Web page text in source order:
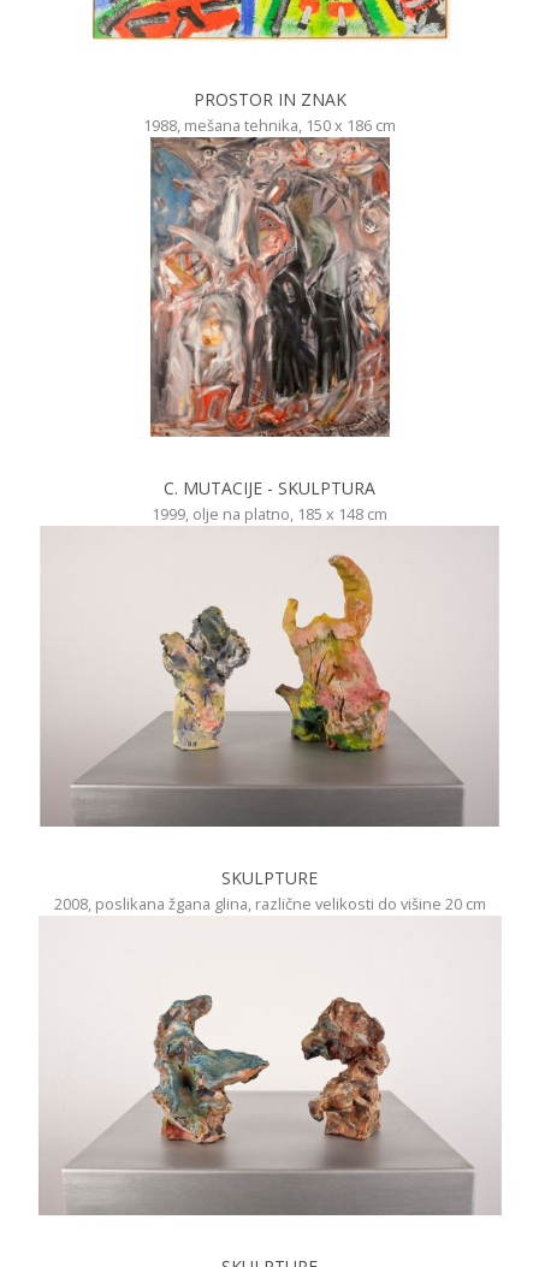
PROSTOR IN ZNAK
1988, mešana tehnika, 150 x 186 cm
C. MUTACIJE - SKULPTURA
1999, olje na platno, 185 x 148 cm
SKULPTURE
2008, poslikana žgana glina, različne velikosti do višine 20 cm